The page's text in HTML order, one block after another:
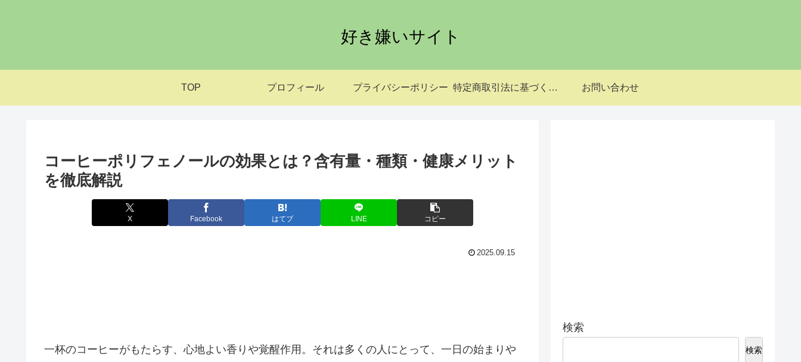
好き嫌いサイト
TOP プロフィール プライバシーポリシー 特定商取引法に基づく表記 お問い合わせ
コーヒーポリフェノールの効果とは？含有量・種類・健康メリット
を徹底解説
X Facebook はてブ LINE コピー
2025.09.15
一杯のコーヒーがもたらす、心地よい香りや覚醒作用。それは多くの人にとって、一日の始まりや
検索
検索